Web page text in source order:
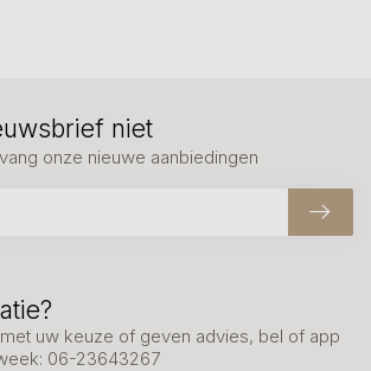
uw keuze of geven advies, bel of app
06-23643267
niet
onze nieuwe aanbiedingen